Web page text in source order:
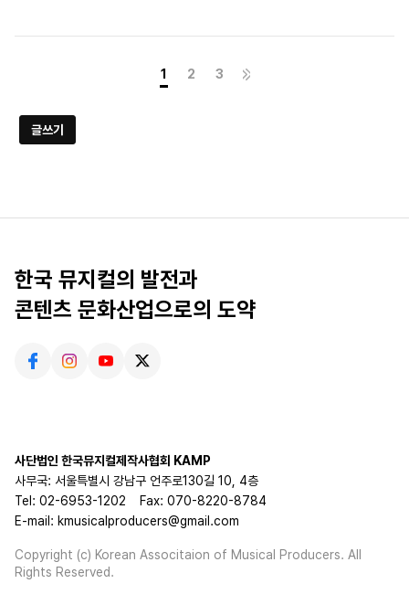
1 2 3
글쓰기
한국 뮤지컬의 발전과
콘텐츠 문화산업으로의 도약
사단법인 한국뮤지컬제작사협회 KAMP
사무국: 서울특별시 강남구 언주로130길 10, 4층
Tel: 02-6953-1202
Fax: 070-8220-8784
E-mail: kmusicalproducers@gmail.com
Copyright (c) Korean Associtaion of Musical Producers. All
Rights Reserved.